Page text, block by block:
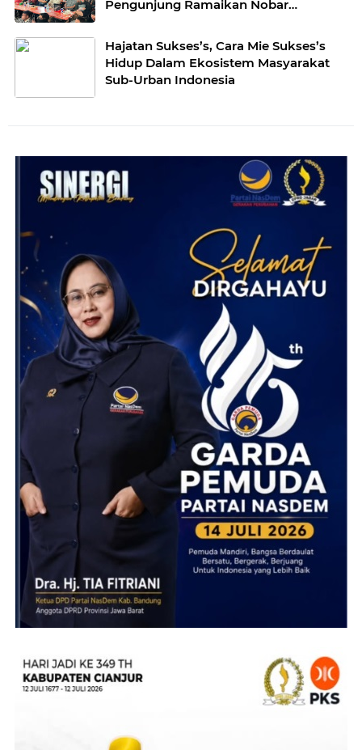
Pengunjung Ramaikan Nobar
Hajatan Sukses’s, Cara Mie Sukses’s
Hidup Dalam Ekosistem Masyarakat
Sub-Urban Indonesia